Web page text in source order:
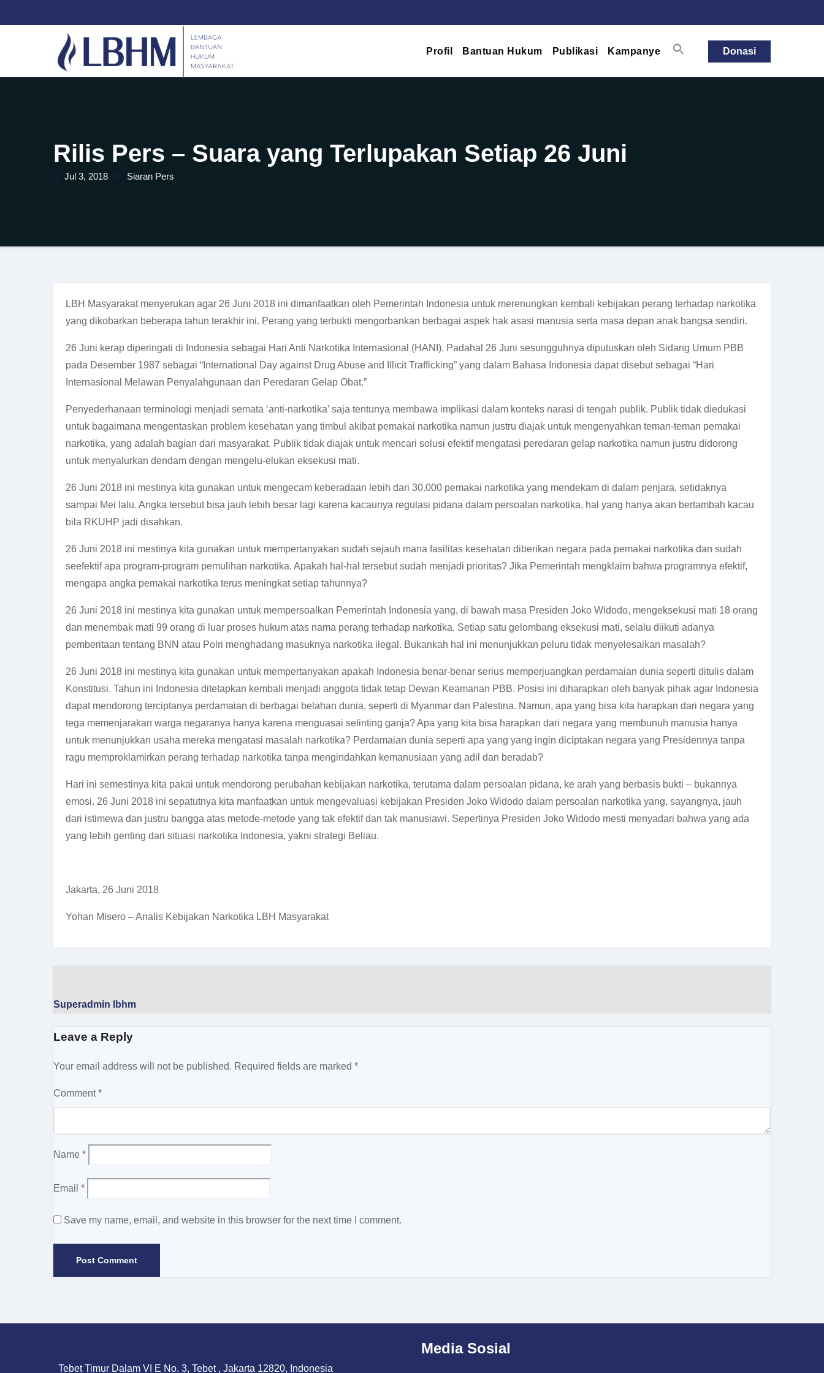
to
Profil
Bantuan Hukum Publikasi Kampanye Donasi
Rilis Pers – Suara yang Terlupakan Setiap 26 Juni
Jul 3, 2018 Siaran Pers
LBH Masyarakat menyerukan agar 26 Juni 2018 ini dimanfaatkan oleh Pemerintah Indonesia untuk merenungkan kembali kebijakan perang terhadap narkotika
yang dikobarkan beberapa tahun terakhir ini. Perang yang terbukti mengorbankan berbagai aspek hak asasi manusia serta masa depan anak bangsa sendiri.
26 Juni kerap diperingati di Indonesia sebagai Hari Anti Narkotika Internasional (HANI). Padahal 26 Juni sesungguhnya diputuskan oleh Sidang Umum PBB
pada Desember 1987 sebagai “International Day against Drug Abuse and Illicit Trafficking” yang dalam Bahasa Indonesia dapat disebut sebagai “Hari
Internasional Melawan Penyalahgunaan dan Peredaran Gelap Obat.”
Penyederhanaan terminologi menjadi semata ‘anti-narkotika’ saja tentunya membawa implikasi dalam konteks narasi di tengah publik. Publik tidak diedukasi
untuk bagaimana mengentaskan problem kesehatan yang timbul akibat pemakai narkotika namun justru diajak untuk mengenyahkan teman-teman pemakai
narkotika, yang adalah bagian dari masyarakat. Publik tidak diajak untuk mencari solusi efektif mengatasi peredaran gelap narkotika namun justru didorong
untuk menyalurkan dendam dengan mengelu-elukan eksekusi mati.
26 Juni 2018 ini mestinya kita gunakan untuk mengecam keberadaan lebih dari 30.000 pemakai narkotika yang mendekam di dalam penjara, setidaknya
sampai Mei lalu. Angka tersebut bisa jauh lebih besar lagi karena kacaunya regulasi pidana dalam persoalan narkotika, hal yang hanya akan bertambah kacau
bila RKUHP jadi disahkan.
26 Juni 2018 ini mestinya kita gunakan untuk mempertanyakan sudah sejauh mana fasilitas kesehatan diberikan negara pada pemakai narkotika dan sudah
seefektif apa program-program pemulihan narkotika. Apakah hal-hal tersebut sudah menjadi prioritas? Jika Pemerintah mengklaim bahwa programnya efektif,
mengapa angka pemakai narkotika terus meningkat setiap tahunnya?
26 Juni 2018 ini mestinya kita gunakan untuk mempersoalkan Pemerintah Indonesia yang, di bawah masa Presiden Joko Widodo, mengeksekusi mati 18 orang
dan menembak mati 99 orang di luar proses hukum atas nama perang terhadap narkotika. Setiap satu gelombang eksekusi mati, selalu diikuti adanya
pemberitaan tentang BNN atau Polri menghadang masuknya narkotika ilegal. Bukankah hal ini menunjukkan peluru tidak menyelesaikan masalah?
26 Juni 2018 ini mestinya kita gunakan untuk mempertanyakan apakah Indonesia benar-benar serius memperjuangkan perdamaian dunia seperti ditulis dalam
Konstitusi. Tahun ini Indonesia ditetapkan kembali menjadi anggota tidak tetap Dewan Keamanan PBB. Posisi ini diharapkan oleh banyak pihak agar Indonesia
dapat mendorong terciptanya perdamaian di berbagai belahan dunia, seperti di Myanmar dan Palestina. Namun, apa yang bisa kita harapkan dari negara yang
tega memenjarakan warga negaranya hanya karena menguasai selinting ganja? Apa yang kita bisa harapkan dari negara yang membunuh manusia hanya
untuk menunjukkan usaha mereka mengatasi masalah narkotika? Perdamaian dunia seperti apa yang yang ingin diciptakan negara yang Presidennya tanpa
ragu memproklamirkan perang terhadap narkotika tanpa mengindahkan kemanusiaan yang adil dan beradab?
Hari ini semestinya kita pakai untuk mendorong perubahan kebijakan narkotika, terutama dalam persoalan pidana, ke arah yang berbasis bukti – bukannya
emosi. 26 Juni 2018 ini sepatutnya kita manfaatkan untuk mengevaluasi kebijakan Presiden Joko Widodo dalam persoalan narkotika yang, sayangnya, jauh
dari istimewa dan justru bangga atas metode-metode yang tak efektif dan tak manusiawi. Sepertinya Presiden Joko Widodo mesti menyadari bahwa yang ada
yang lebih genting dari situasi narkotika Indonesia, yakni strategi Beliau.
Jakarta, 26 Juni 2018
Yohan Misero – Analis Kebijakan Narkotika LBH Masyarakat
Superadmin lbhm
Leave a Reply
Your email address will not be published. Required fields are marked *
Comment*
Name *
Email *
Save my name, email, and website in this browser for the next time I comment.
Tebet Timur Dalam VI E No. 3, Tebet , Jakarta 12820, Indonesia
Media Sosial